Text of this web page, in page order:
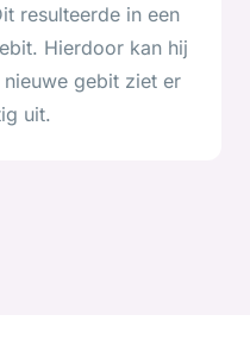
resulteerde in een
Hierdoor kan hij
gebit ziet er
uit.